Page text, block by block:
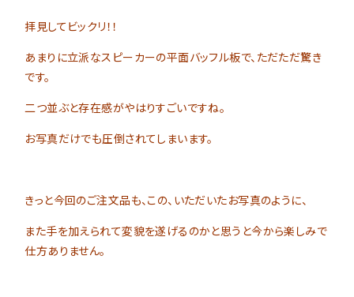
注意事項とよくある質問
拝見してビックリ！！
あまりに立派なスピーカーの平面バッフル板で、ただただ驚き
です。
二つ並ぶと存在感がやはりすごいですね。
お写真だけでも圧倒されてしまいます。
きっと今回のご注文品も、この、いただいたお写真のように、
また手を加えられて変貌を遂げるのかと思うと今から楽しみで
仕方ありません。